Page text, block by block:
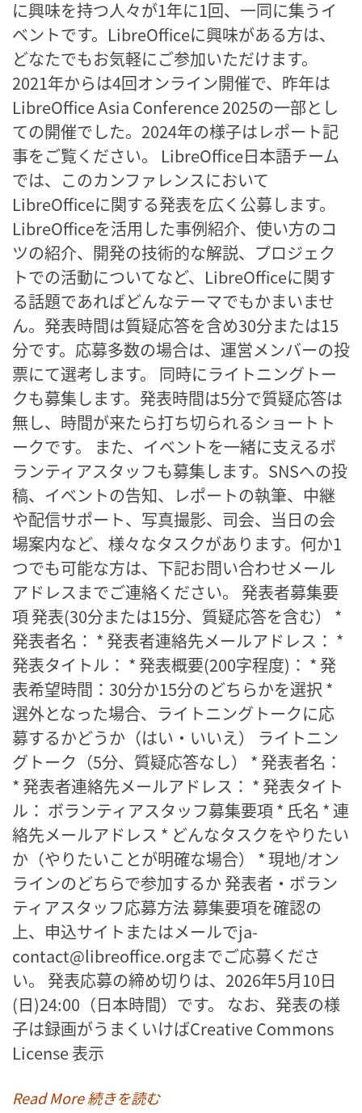
に興味を持つ人々が1年に1回、一同に集うイ
ベントです。LibreOfficeに興味がある方は、
どなたでもお気軽にご参加いただけます。
2021年からは4回オンライン開催で、昨年は
LibreOffice Asia Conference 2025の一部とし
ての開催でした。2024年の様子はレポート記
事をご覧ください。 LibreOffice日本語チーム
では、このカンファレンスにおいて
LibreOfficeに関する発表を広く公募します。
LibreOfficeを活用した事例紹介、使い方のコ
ツの紹介、開発の技術的な解説、プロジェク
トでの活動についてなど、LibreOfficeに関す
る話題であればどんなテーマでもかまいませ
ん。発表時間は質疑応答を含め30分または15
分です。応募多数の場合は、運営メンバーの投
票にて選考します。 同時にライトニングトー
クも募集します。発表時間は5分で質疑応答は
無し、時間が来たら打ち切られるショートト
ークです。 また、イベントを一緒に支えるボ
ランティアスタッフも募集します。SNSへの投
稿、イベントの告知、レポートの執筆、中継
や配信サポート、写真撮影、司会、当日の会
場案内など、様々なタスクがあります。何か1
つでも可能な方は、下記お問い合わせメール
アドレスまでご連絡ください。 発表者募集要
項 発表(30分または15分、質疑応答を含む） *
発表者名： * 発表者連絡先メールアドレス： *
発表タイトル： * 発表概要(200字程度)： * 発
表希望時間：30分か15分のどちらかを選択 *
選外となった場合、ライトニングトークに応
募するかどうか（はい・いいえ） ライトニン
グトーク（5分、質疑応答なし） * 発表者名：
* 発表者連絡先メールアドレス： * 発表タイト
ル： ボランティアスタッフ募集要項 * 氏名 * 連
絡先メールアドレス * どんなタスクをやりたい
か（やりたいことが明確な場合） * 現地/オン
ラインのどちらで参加するか 発表者・ボラン
ティアスタッフ応募方法 募集要項を確認の
上、申込サイトまたはメールでja-
contact@libreoffice.orgまでご応募くださ
い。 発表応募の締め切りは、2026年5月10日
(日)24:00（日本時間）です。 なお、発表の様
子は録画がうまくいけばCreative Commons
License 表示
Read More 続きを読む